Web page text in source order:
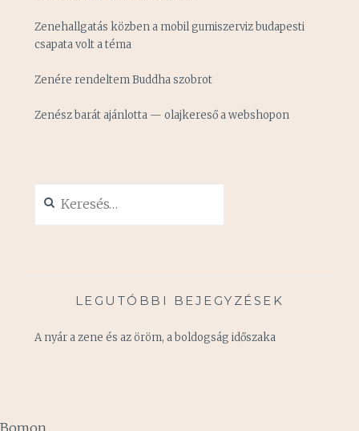
Zenehallgatás közben a mobil gumiszerviz budapesti
csapata volt a téma
Zenére rendeltem Buddha szobrot
Zenész barát ajánlotta — olajkereső a webshopon
LEGUTÓBBI BEJEGYZÉSEK
A nyár a zene és az öröm, a boldogság időszaka